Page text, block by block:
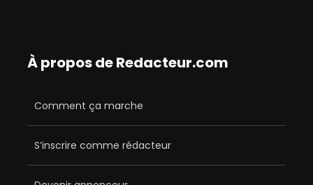
À propos de Redacteur.com
Comment ça marche
S’inscrire comme rédacteur